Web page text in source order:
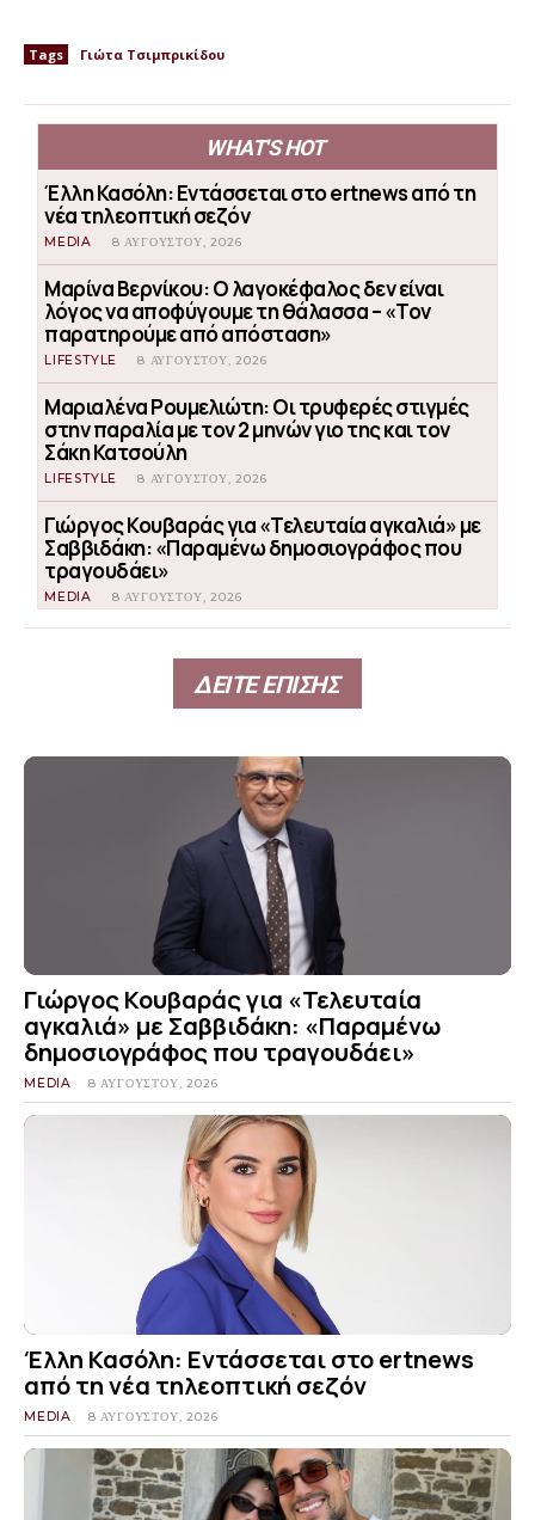
Tags Γιώτα Τσιμπρικίδου
WHAT'S HOT
Έλλη Κασόλη: Εντάσσεται στο ertnews από τη
νέα τηλεοπτική σεζόν
MEDIA 8 ΑΥΓΟΎΣΤΟΥ, 2026
Μαρίνα Βερνίκου: Ο λαγοκέφαλος δεν είναι
λόγος να αποφύγουμε τη θάλασσα – «Τον
παρατηρούμε από απόσταση»
LIFESTYLE 8 ΑΥΓΟΎΣΤΟΥ, 2026
Μαριαλένα Ρουμελιώτη: Οι τρυφερές στιγμές
στην παραλία με τον 2 μηνών γιο της και τον
Σάκη Κατσούλη
LIFESTYLE 8 ΑΥΓΟΎΣΤΟΥ, 2026
Γιώργος Κουβαράς για «Τελευταία αγκαλιά» με
Σαββιδάκη: «Παραμένω δημοσιογράφος που
τραγουδάει»
MEDIA 8 ΑΥΓΟΎΣΤΟΥ, 2026
ΔΕΙΤΕ ΕΠΙΣΗΣ
Γιώργος Κουβαράς για «Τελευταία
αγκαλιά» με Σαββιδάκη: «Παραμένω
δημοσιογράφος που τραγουδάει»
MEDIA 8 ΑΥΓΟΎΣΤΟΥ, 2026
Έλλη Κασόλη: Εντάσσεται στο ertnews
από τη νέα τηλεοπτική σεζόν
MEDIA 8 ΑΥΓΟΎΣΤΟΥ, 2026